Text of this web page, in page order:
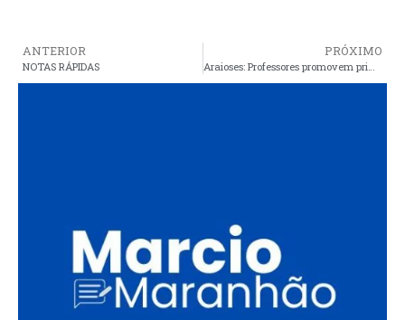
ANTERIOR
NOTAS RÁPIDAS
PRÓXIMO